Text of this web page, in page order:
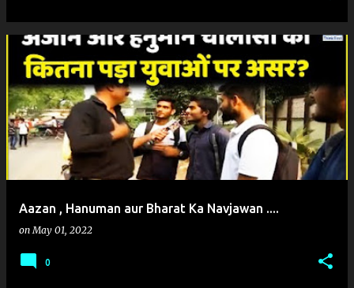
Aazan , Hanuman aur Bharat Ka Navjawan ....
onMay 01, 2022
0